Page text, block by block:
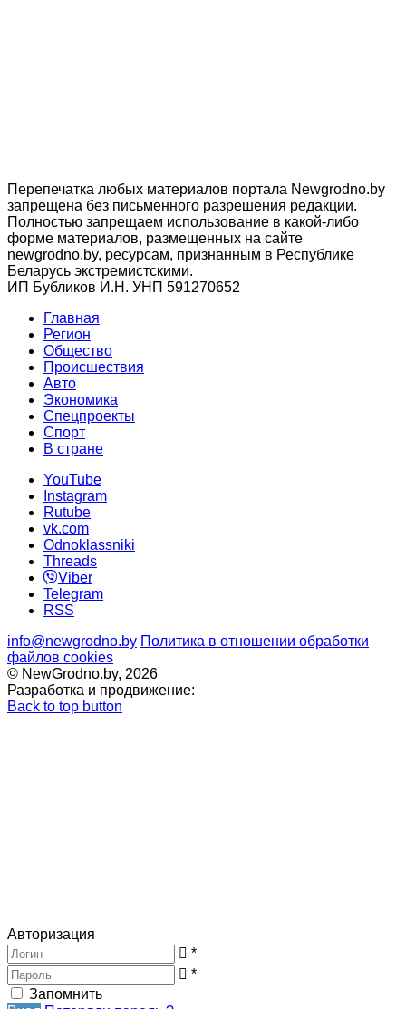
Перепечатка любых материалов портала Newgrodno.by
запрещена без письменного разрешения редакции.
Полностью запрещаем использование в какой-либо
форме материалов, размещенных на сайте
newgrodno.by, ресурсам, признанным в Республике
Беларусь экстремистскими.
ИП Бубликов И.Н. УНП 591270652
Главная
Регион
Общество
Происшествия
Авто
Экономика
Спецпроекты
Cпорт
В стране
YouTube
Instagram
Rutube
vk.com
Odnoklassniki
Threads
Viber
Telegram
RSS
info@newgrodno.by Политика в отношении обработки
файлов cookies
© NewGrodno.by, 2026
Разработка и продвижение:
Back to top button
Авторизация
*
*
Запомнить